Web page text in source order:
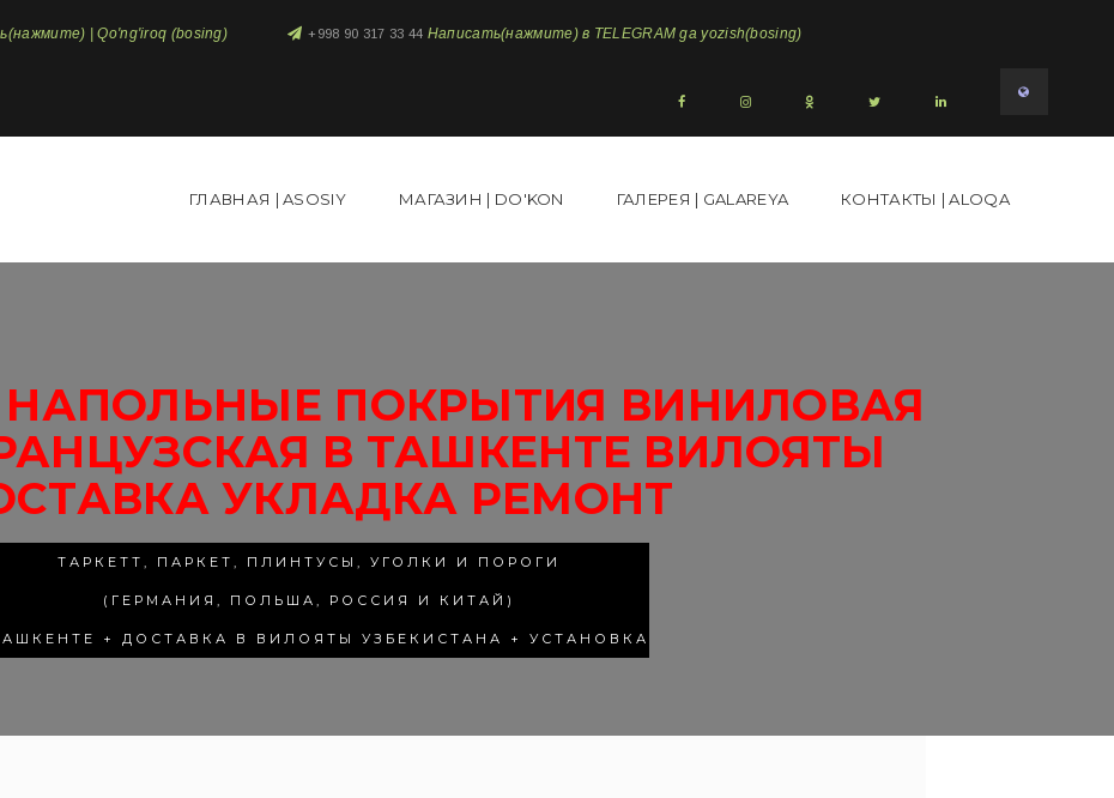
| Qo'ng'iroq (bosing) +998 90 317 33 44 Написать(нажмите) в TELEGRAM ga yozish(bosing)
ГЛАВНАЯ | ASOSIY МАГАЗИН | DO'KON ГАЛЕРЕЯ | GALAREYA КОНТАКТЫ | ALOQA
ПОКРЫТИЯ ВИНИЛОВАЯ
В ТАШКЕНТЕ ВИЛОЯТЫ
УКЛАДКА РЕМОНТ
ТАРКЕТТ, ПАРКЕТ, ПЛИНТУСЫ, УГОЛКИ И ПОРОГИ
(ГЕРМАНИЯ, ПОЛЬША, РОССИЯ И КИТАЙ)
+ ДОСТАВКА В ВИЛОЯТЫ УЗБЕКИСТАНА + УСТАНОВКА